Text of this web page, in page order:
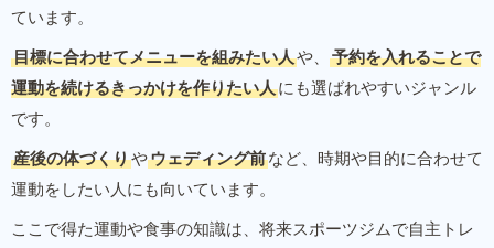
ています。
目標に合わせてメニューを組みたい人や、
予約を入れることで
運動を続けるきっかけを作りたい人にも選ばれやすいジャンル
です。
産後の体づくりやウェディング前など、時期や目的に合わせて
運動をしたい人にも向いています。
ここで得た運動や食事の知識は、将来スポーツジムで自主トレ